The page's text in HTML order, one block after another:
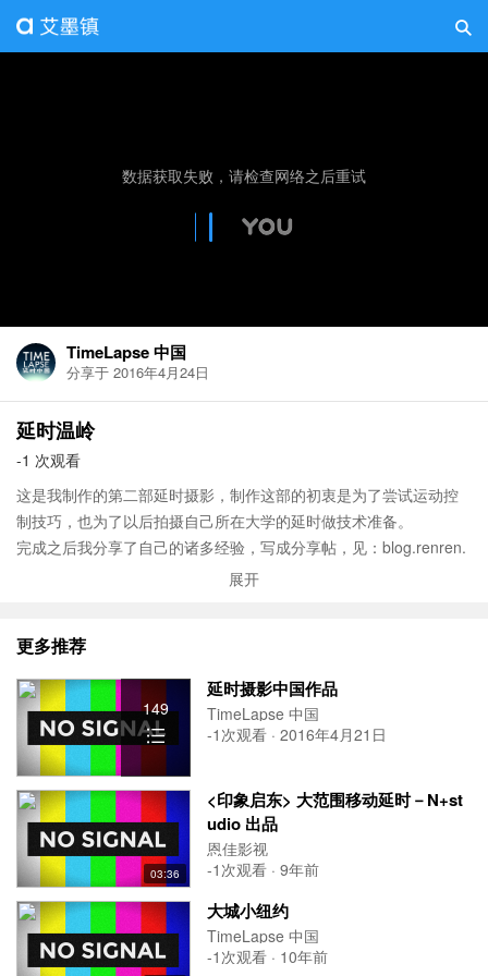
TimeLapse 中国
分享于 2016年4月24日
延时温岭
-1 次观看
这是我制作的第二部延时摄影，制作这部的初衷是为了尝试运动控
制技巧，也为了以后拍摄自己所在大学的延时做技术准备。
完成之后我分享了自己的诸多经验，写成分享帖，见： blog.renren.
com/blog/280698528/868964198展开
更多推荐
149
延时摄影中国作品
TimeLapse 中国
-1次观看 · 2016年4月21日
03:36
<印象启东> 大范围移动延时－N+st
udio 出品
恩佳影视
-1次观看 · 9年前
大城小纽约
TimeLapse 中国
-1次观看 · 10年前